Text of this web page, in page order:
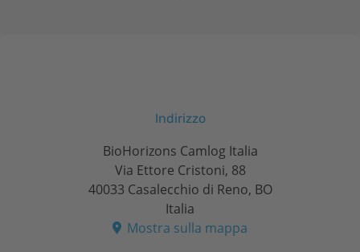
Indirizzo
BioHorizons Camlog Italia
Via Ettore Cristoni, 88
40033 Casalecchio di Reno, BO
Italia
Mostra sulla mappa